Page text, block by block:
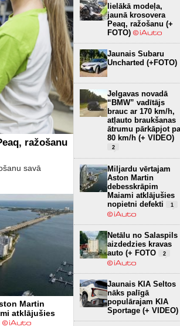
ražošanu
savā
Martin
atklājušies
lielākā modeļa,
jaunā krosovera
Peaq, ražošanu (+
FOTO)
Jaunais Subaru
Uncharted (+FOTO)
Jelgavas novadā
“BMW” vadītājs
brauc ar 170 km/h,
atļauto braukšanas
ātrumu pārkāpjot
80 km/h (+ VIDEO)
2
Miljardu vērtajam
Aston Martin
debesskrāpim
Maiami atklājušies
nopietni defekti
1
Netālu no Salaspils
aizdedzies kravas
auto (+ FOTO
2
Jaunais KIA Seltos
nāks palīgā
populārajam KIA
Sportage (+ VIDEO)